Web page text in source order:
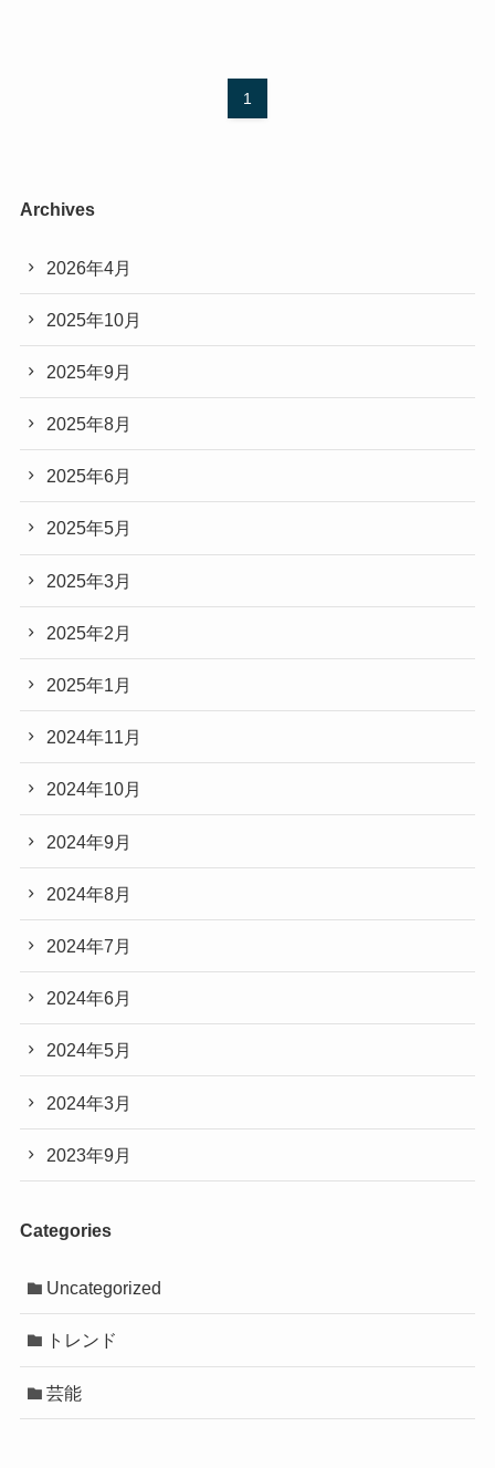
1
Archives
2026年4月
2025年10月
2025年9月
2025年8月
2025年6月
2025年5月
2025年3月
2025年2月
2025年1月
2024年11月
2024年10月
2024年9月
2024年8月
2024年7月
2024年6月
2024年5月
2024年3月
2023年9月
Categories
Uncategorized
トレンド
芸能